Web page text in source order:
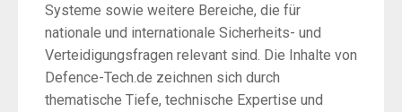
Systeme sowie weitere Bereiche, die für
nationale und internationale Sicherheits- und
Verteidigungsfragen relevant sind. Die Inhalte von
Defence-Tech.de zeichnen sich durch
thematische Tiefe, technische Expertise und